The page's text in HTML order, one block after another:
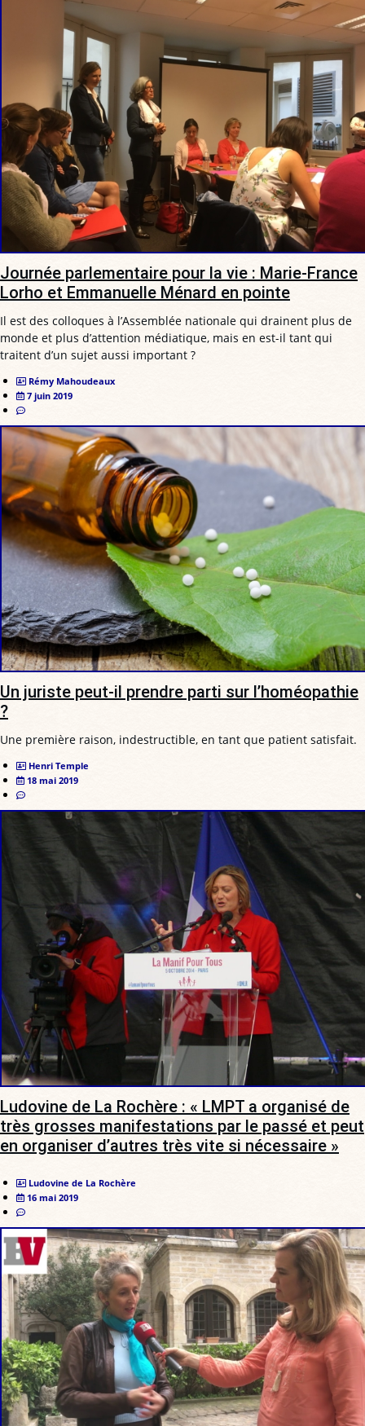
Journée parlementaire pour la vie : Marie-France
Lorho et Emmanuelle Ménard en pointe
Il est des colloques à l’Assemblée nationale qui drainent plus de
monde et plus d’attention médiatique, mais en est-il tant qui
traitent d’un sujet aussi important ?
Rémy Mahoudeaux
7 juin 2019
Un juriste peut-il prendre parti sur l’homéopathie
?
Une première raison, indestructible, en tant que patient satisfait.
Henri Temple
18 mai 2019
Ludovine de La Rochère : « LMPT a organisé de
très grosses manifestations par le passé et peut
en organiser d’autres très vite si nécessaire »
Ludovine de La Rochère
16 mai 2019